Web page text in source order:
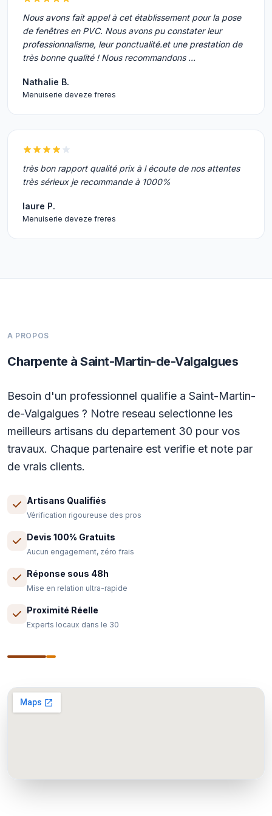
Nous avons fait appel à cet établissement pour la pose
de fenêtres en PVC. Nous avons pu constater leur
professionnalisme, leur ponctualité.et une prestation de
très bonne qualité ! Nous recommandons …
Nathalie B.
Menuiserie deveze freres
très bon rapport qualité prix à l écoute de nos attentes
très sérieux je recommande à 1000%
laure P.
Menuiserie deveze freres
A PROPOS
Charpente à Saint-Martin-de-Valgalgues
Besoin d'un professionnel qualifie a Saint-Martin-
de-Valgalgues ? Notre reseau selectionne les
meilleurs artisans du departement 30 pour vos
travaux. Chaque partenaire est verifie et note par
de vrais clients.
Artisans Qualifiés
Vérification rigoureuse des pros
Devis 100% Gratuits
Aucun engagement, zéro frais
Réponse sous 48h
Mise en relation ultra-rapide
Proximité Réelle
Experts locaux dans le 30